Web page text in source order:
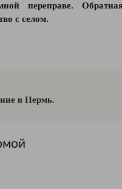
переправе.
с селом.
в Пермь.